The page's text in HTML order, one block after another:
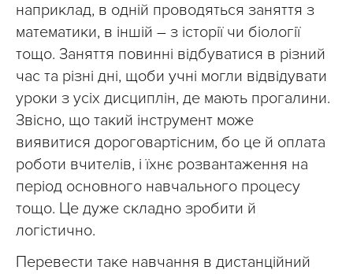
наприклад, в одній проводяться заняття з
математики, в іншій – з історії чи біології
тощо. Заняття повинні відбуватися в різний
час та різні дні, щоби учні могли відвідувати
уроки з усіх дисциплін, де мають прогалини.
Звісно, що такий інструмент може
виявитися дороговартісним, бо це й оплата
роботи вчителів, і їхнє розвантаження на
період основного навчального процесу
тощо. Це дуже складно зробити й
логістично.
Перевести таке навчання в дистанційний